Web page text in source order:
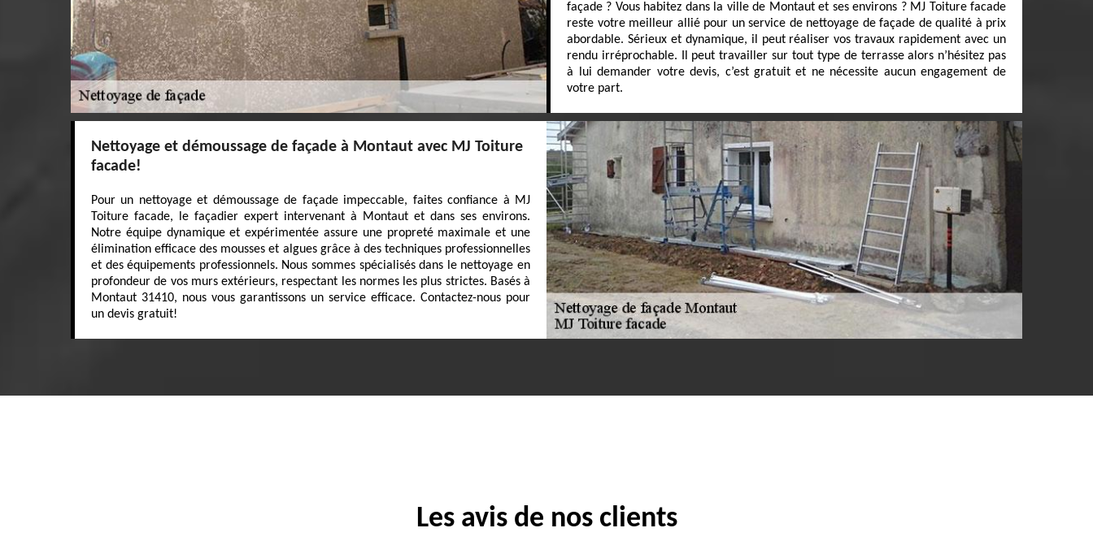
façade ? Vous habitez dans la ville de Montaut et ses environs ? MJ Toiture facade
reste votre meilleur allié pour un service de nettoyage de façade de qualité à prix
abordable. Sérieux et dynamique, il peut réaliser vos travaux rapidement avec un
rendu irréprochable. Il peut travailler sur tout type de terrasse alors n’hésitez pas
à lui demander votre devis, c’est gratuit et ne nécessite aucun engagement de
votre part.
Nettoyage et démoussage de façade à Montaut avec MJ Toiture
facade!
Pour un nettoyage et démoussage de façade impeccable, faites confiance à MJ
Toiture facade, le façadier expert intervenant à Montaut et dans ses environs.
Notre équipe dynamique et expérimentée assure une propreté maximale et une
élimination efficace des mousses et algues grâce à des techniques professionnelles
et des équipements professionnels. Nous sommes spécialisés dans le nettoyage en
profondeur de vos murs extérieurs, respectant les normes les plus strictes. Basés à
Montaut 31410, nous vous garantissons un service efficace. Contactez-nous pour
un devis gratuit!
Les avis de nos clients